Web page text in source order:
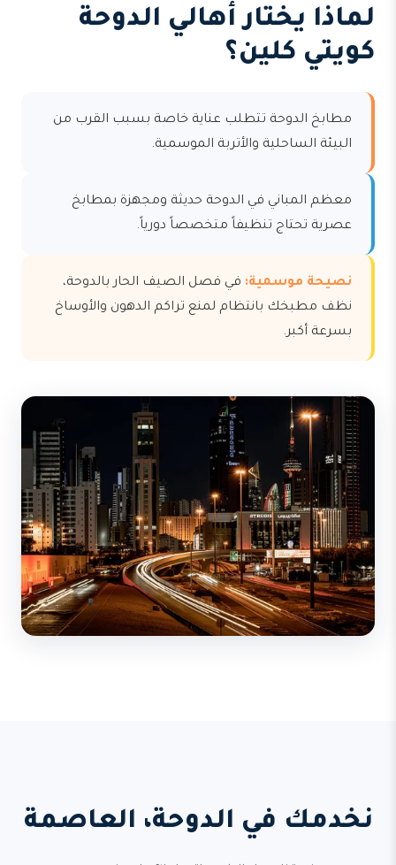
لماذا يختار أهالي الدوحة
كويتي كلين؟
مطابخ الدوحة تتطلب عناية خاصة بسبب القرب من
البيئة الساحلية والأتربة الموسمية.
معظم المباني في الدوحة حديثة ومجهزة بمطابخ
عصرية تحتاج تنظيفاً متخصصاً دورياً.
نصيحة موسمية: في فصل الصيف الحار بالدوحة،
نظف مطبخك بانتظام لمنع تراكم الدهون والأوساخ
بسرعة أكبر.
نخدمك في الدوحة، العاصمة